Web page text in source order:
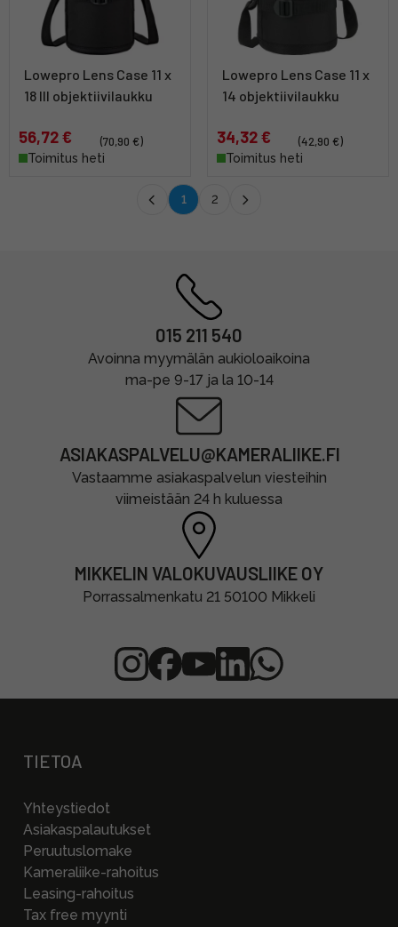
Lowepro Lens Case 11 x
18 III objektiivilaukku
56,72 €
(70,90 €)
Toimitus heti
Lowepro Lens Case 11 x
14 objektiivilaukku
34,32 €
(42,90 €)
Toimitus heti
1 2
015 211 540
Avoinna myymälän aukioloaikoina
ma-pe 9-17 ja la 10-14
ASIAKASPALVELU@KAMERALIIKE.FI
Vastaamme asiakaspalvelun viesteihin
viimeistään 24 h kuluessa
MIKKELIN VALOKUVAUSLIIKE OY
Porrassalmenkatu 21 50100 Mikkeli
TIETOA
Yhteystiedot
Asiakaspalautukset
Peruutuslomake
Kameraliike-rahoitus
Leasing-rahoitus
Tax free myynti